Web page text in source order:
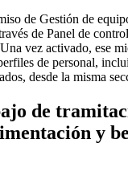
y accesos
para desarrolladores
de Gestión de
de Panel de
vez activado, ese
de personal,
desde la misma
de
y